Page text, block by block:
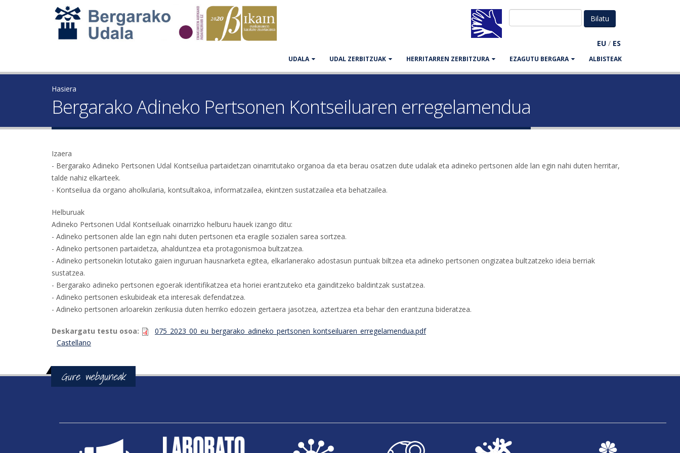
EU / ES
UDALA UDAL ZERBITZUAK HERRITARREN ZERBITZURA EZAGUTU BERGARA ALBISTEAK
Hasiera
Bergarako Adineko Pertsonen Kontseiluaren erregelamendua
Izaera
- Bergarako Adineko Pertsonen Udal Kontseilua partaidetzan oinarritutako organoa da eta berau osatzen dute udalak eta adineko pertsonen alde lan egin nahi duten herritar,
talde nahiz elkarteek.
- Kontseilua da organo aholkularia, kontsultakoa, informatzailea, ekintzen sustatzailea eta behatzailea.
Helburuak
Adineko Pertsonen Udal Kontseiluak oinarrizko helburu hauek izango ditu:
- Adineko pertsonen alde lan egin nahi duten pertsonen eta eragile sozialen sarea sortzea.
- Adineko pertsonen partaidetza, ahalduntzea eta protagonismoa bultzatzea.
- Adineko pertsonekin lotutako gaien inguruan hausnarketa egitea, elkarlanerako adostasun puntuak biltzea eta adineko pertsonen ongizatea bultzatzeko ideia berriak
sustatzea.
- Bergarako adineko pertsonen egoerak identifikatzea eta horiei erantzuteko eta gainditzeko baldintzak sustatzea.
- Adineko pertsonen eskubideak eta interesak defendatzea.
- Adineko pertsonen arloarekin zerikusia duten herriko edozein gertaera jasotzea, aztertzea eta behar den erantzuna bideratzea.
Deskargatu testu osoa:
075_2023_00_eu_bergarako_adineko_pertsonen_kontseiluaren_erregelamendua.pdf
Castellano
Gure webguneak